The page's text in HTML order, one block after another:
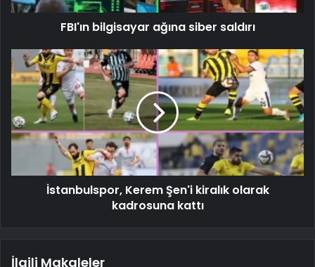
FBI'ın bilgisayar ağına siber saldırı
İstanbulspor, Kerem Şen'i kiralık olarak
kadrosuna kattı
İlgili Makaleler